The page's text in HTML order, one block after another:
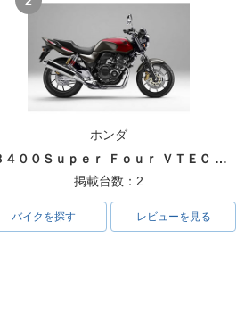
ホンダ
ＣＢ４００Ｓｕｐｅｒ Ｆｏｕｒ ＶＴＥＣ ＳＰＥＣ３
掲載台数：2
バイクを探す レビューを見る